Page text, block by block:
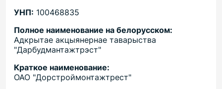
УНП: 100468835
Полное наименование на белорусском:
Адкрытае акцыянернае таварыства
"Дарбудмантажтрэст"
Краткое наименование:
ОАО "Дорстроймонтажтрест"